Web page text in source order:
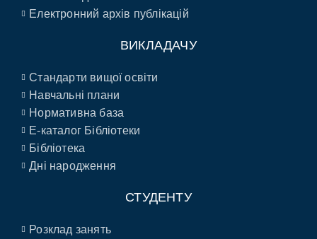
Електронний архів публікацій
ВИКЛАДАЧУ
Стандарти вищої освіти
Навчальні плани
Нормативна база
E-каталог Бібліотеки
Бібліотека
Дні народження
СТУДЕНТУ
Розклад занять